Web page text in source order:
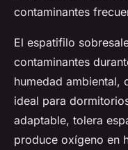
contaminantes
El espatifilo
contaminantes
humedad ambiental,
ideal para
adaptable, tolera
produce oxígeno en